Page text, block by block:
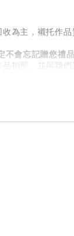
為主，襯托作
會忘記贈您禮品
拍照、並與我們
由消費者負擔